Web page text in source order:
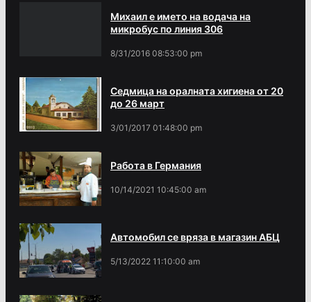
Михаил е името на водача на
микробус по линия 306
8/31/2016 08:53:00 pm
Седмица на оралната хигиена от 20
до 26 март
3/01/2017 01:48:00 pm
Работа в Германия
10/14/2021 10:45:00 am
Автомобил се вряза в магазин АБЦ
5/13/2022 11:10:00 am